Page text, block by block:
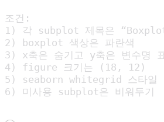
조건:
1) 각 subplot 제목은
2) boxplot 색상은 파란색
3) x축은 숨기고 y축은 변수명
4) figure 크기는 (18, 12)
5) seaborn whitegrid 스타일
6) 미사용 subplot은 비워두기